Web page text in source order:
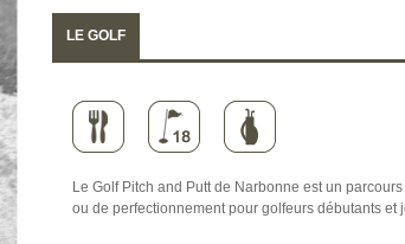
LE GOLF
Le Golf Pitch and Putt de Narbonne est un
ou de perfectionnement pour golfeurs débutants et